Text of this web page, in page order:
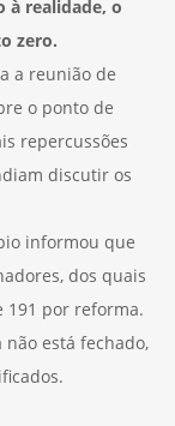
à realidade, o
zero.
a reunião de
o ponto de
repercussões
discutir os
informou que
dos quais
191 por reforma.
não está fechado,